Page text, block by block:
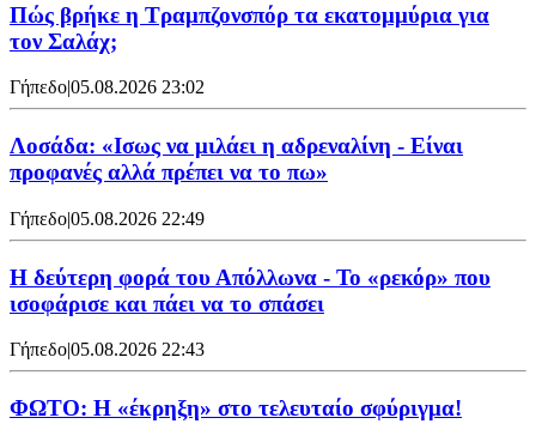
Πώς βρήκε η Τραμπζονσπόρ τα εκατομμύρια για
τον Σαλάχ;
Γήπεδο|05.08.2026 23:02
Λοσάδα: «Ισως να μιλάει η αδρεναλίνη - Είναι
προφανές αλλά πρέπει να το πω»
Γήπεδο|05.08.2026 22:49
Η δεύτερη φορά του Απόλλωνα - Το «ρεκόρ» που
ισοφάρισε και πάει να το σπάσει
Γήπεδο|05.08.2026 22:43
ΦΩΤΟ: Η «έκρηξη» στο τελευταίο σφύριγμα!